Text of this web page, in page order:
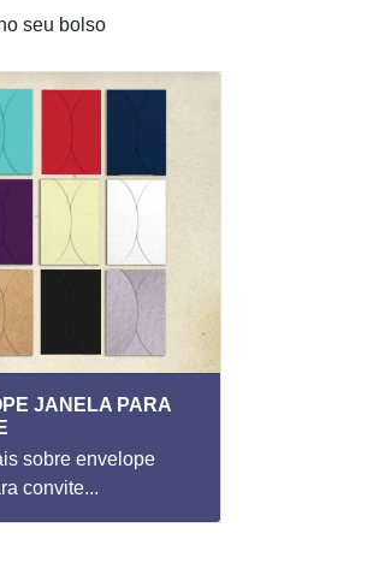
seu bolso
JANELA PARA
sobre envelope
convite...